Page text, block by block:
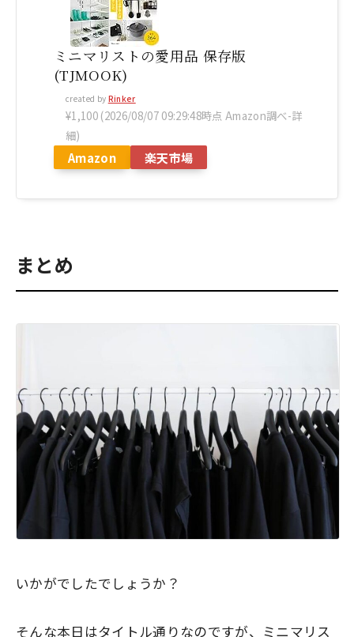
ミニマリストの愛用品 保存版
(TJMOOK)
created by Rinker
¥1,100 (2026/08/07 09:29:48時点 Amazon調べ-詳
細)
Amazon 楽天市場
まとめ
いかがでしたでしょうか？
そんな本日はタイトル通りなのですが、 ミニマリス